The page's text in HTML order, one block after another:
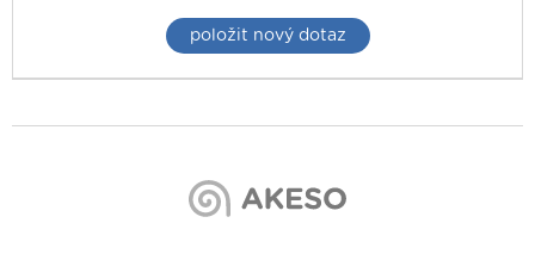
položit nový dotaz